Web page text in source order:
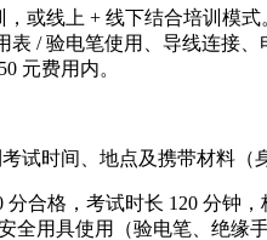
或线上 + 线下结合培训模
/ 验电笔使用、导线连接
元费用内。
时间、地点及携带材料（
合格，考试时长 120 分钟
全用具使用（验电笔、绝